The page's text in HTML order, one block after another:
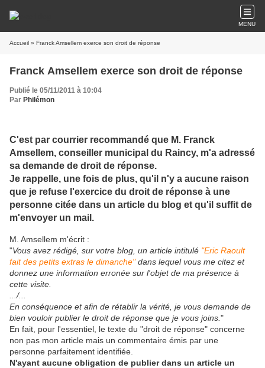
MENU
Accueil » Franck Amsellem exerce son droit de réponse
Franck Amsellem exerce son droit de réponse
Publié le 05/11/2011 à 10:04
Par Philémon
C'est par courrier recommandé que M. Franck
Amsellem, conseiller municipal du Raincy, m'a adressé
sa demande de droit de réponse.
Je rappelle, une fois de plus, qu'il n'y a aucune raison
que je refuse l'exercice du droit de réponse à une
personne citée dans un article du blog et qu'il suffit de
m'envoyer un mail.
M. Amsellem m'écrit :
"Vous avez rédigé, sur votre blog, un article intitulé "Eric Raoult
fait des petits extras le dimanche"dans lequel vous me citez et
donnez une information erronée sur l'objet de ma présence à
cette visite.
.../...
En conséquence et afin de rétablir la vérité, je vous demande de
bien vouloir publier le droit de réponse que je vous joins. "
En fait, pour l'essentiel, le texte du "droit de réponse" concerne
non pas mon article mais un commentaire émis par une
personne parfaitement identifiée.
N'ayant aucune obligation de publier dans un article un